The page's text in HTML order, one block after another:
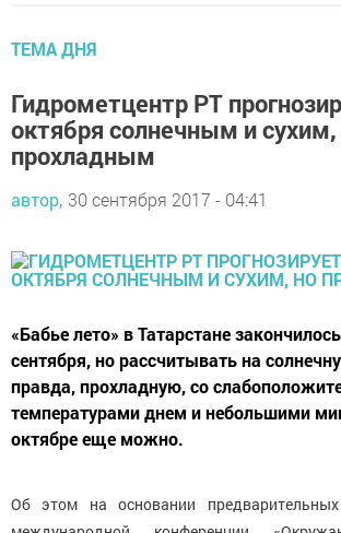
ТЕМА ДНЯ
Гидрометцентр РТ
октября солнечным и сухим,
прохладным
автор, 30 сентября 2017 - 04:41
«Бабье лето» в Татарстане
сентября, но рассчитывать на
правда, прохладную, со
температурами днем и небольшими
октябре еще можно.
Об этом на основании